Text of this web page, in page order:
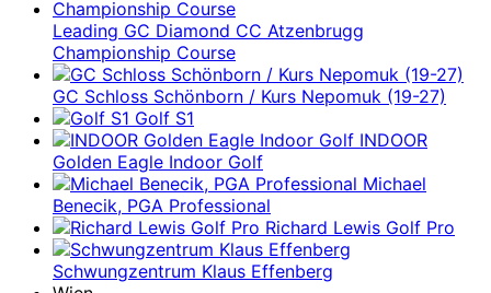
Leading GC Diamond CC Atzenbrugg
Championship Course
GC Schloss Schönborn / Kurs Nepomuk (19-27)
Golf S1
INDOOR
Golden Eagle Indoor Golf
Michael
Benecik, PGA Professional
Richard Lewis Golf Pro
Schwungzentrum Klaus Effenberg